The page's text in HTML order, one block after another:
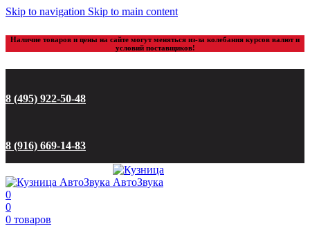
Skip to navigation Skip to main content
Наличие товаров и цены на сайте могут меняться из-за колебания курсов валют и
условий поставщиков!
8 (495) 922-50-48
8 (916) 669-14-83
0
0
0 товаров